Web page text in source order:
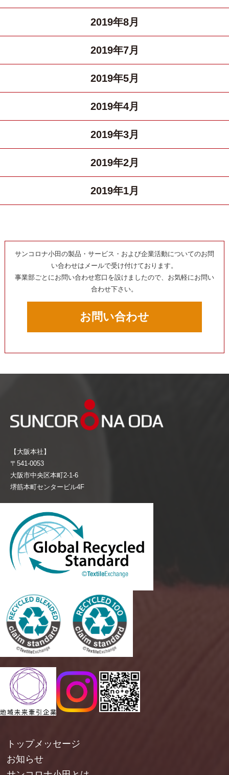
2019年8月
2019年7月
2019年5月
2019年4月
2019年3月
2019年2月
2019年1月
サンコロナ小田の製品・サービス・および企業活動についてのお問
い合わせはメールで受け付けております。
事業部ごとにお問い合わせ窓口を設けましたので、お気軽にお問い
合わせ下さい。
お問い合わせ
【大阪本社】
〒541-0053
大阪市中央区本町2-1-6
堺筋本町センタービル4F
トップメッセージ
お知らせ